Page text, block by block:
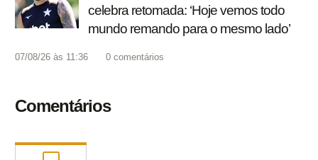
celebra retomada: ‘Hoje vemos todo
mundo remando para o mesmo lado’
07/08/26 às 11:36 0 comentários
Comentários